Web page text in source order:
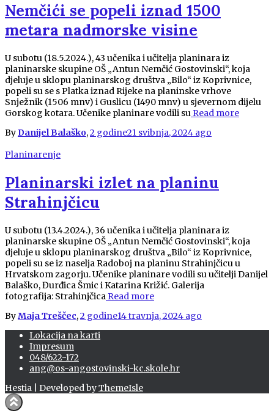
Nemčići se popeli iznad 1500
metara nadmorske visine
U subotu (18.5.2024.), 43 učenika i učitelja planinara iz
planinarske skupine OŠ „Antun Nemčić Gostovinski“, koja
djeluje u sklopu planinarskog društva „Bilo“ iz Koprivnice,
popeli su se s Platka iznad Rijeke na planinske vrhove
Snježnik (1506 mnv) i Guslicu (1490 mnv) u sjevernom dijelu
Gorskog kotara. Učenike planinare vodili su Read more
By Danijel Balaško,2 godine21 svibnja, 2024 ago
Planinarenje
Planinarski izlet na planinu
Strahinjčicu
U subotu (13.4.2024.), 36 učenika i učitelja planinara iz
planinarske skupine OŠ „Antun Nemčić Gostovinski“, koja
djeluje u sklopu planinarskog društva „Bilo“ iz Koprivnice,
popeli su se iz naselja Radoboj na planinu Strahinjčicu u
Hrvatskom zagorju. Učenike planinare vodili su učitelji Danijel
Balaško, Đurđica Šmic i Katarina Križić. Galerija
fotografija: Strahinjčica Read more
ByMaja Treščec,2 godine14 travnja, 2024 ago
Lokacija na karti
Impresum
048/622-172
ang@os-angostovinski-kc.skole.hr
Hestia | Developed byThemeIsle